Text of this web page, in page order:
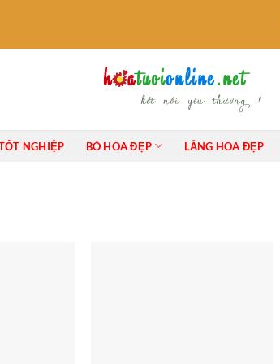
NGHIỆP BÓ HOA ĐẸP LẴNG HOA ĐẸP